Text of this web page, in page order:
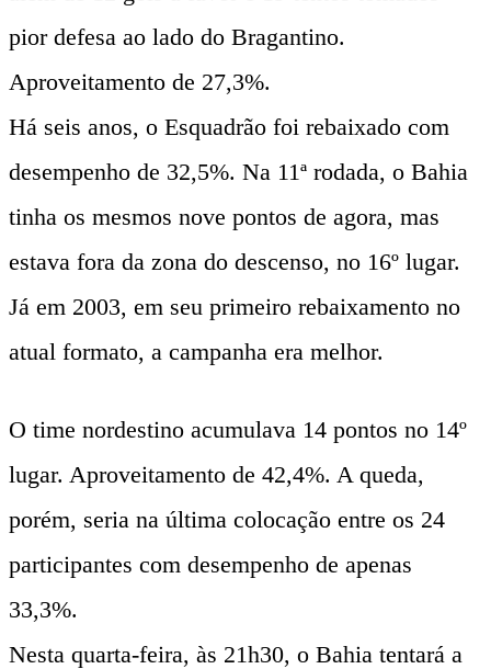
pior defesa ao lado do Bragantino.
Aproveitamento de 27,3%.
Há seis anos, o Esquadrão foi rebaixado com
desempenho de 32,5%. Na 11ª rodada, o Bahia
tinha os mesmos nove pontos de agora, mas
estava fora da zona do descenso, no 16º lugar.
Já em 2003, em seu primeiro rebaixamento no
atual formato, a campanha era melhor.
O time nordestino acumulava 14 pontos no 14º
lugar. Aproveitamento de 42,4%. A queda,
porém, seria na última colocação entre os 24
participantes com desempenho de apenas
33,3%.
Nesta quarta-feira, às 21h30, o Bahia tentará a